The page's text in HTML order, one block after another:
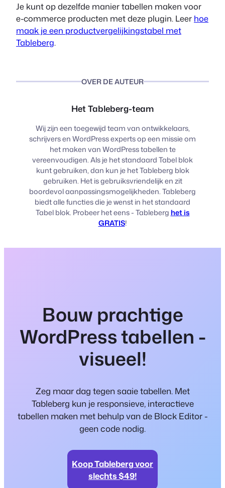
Je kunt op dezelfde manier tabellen maken voor
e-commerce producten met deze plugin. Leer hoe
maak je een productvergelijkingstabel met
Tableberg.
OVER DE AUTEUR
Het Tableberg-team
Wij zijn een toegewijd team van ontwikkelaars,
schrijvers en WordPress experts op een missie om
het maken van WordPress tabellen te
vereenvoudigen. Als je het standaard Tabel blok
kunt gebruiken, dan kun je het Tableberg blok
gebruiken. Het is gebruiksvriendelijk en zit
boordevol aanpassingsmogelijkheden. Tableberg
biedt alle functies die je wenst in het standaard
Tabel blok. Probeer het eens - Tableberg het is
GRATIS!
Bouw prachtige
WordPress tabellen -
visueel!
Zeg maar dag tegen saaie tabellen. Met
Tableberg kun je responsieve, interactieve
tabellen maken met behulp van de Block Editor -
geen code nodig.
Koop Tableberg voor
slechts $49!